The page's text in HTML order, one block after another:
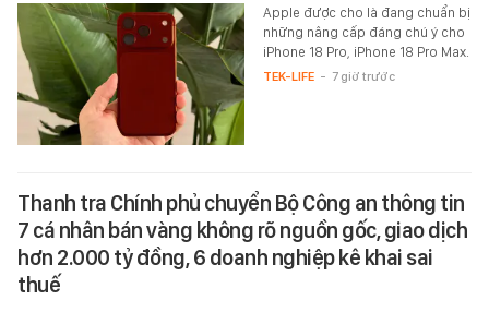
Apple được cho là đang chuẩn bị
những nâng cấp đáng chú ý cho
iPhone 18 Pro, iPhone 18 Pro Max.
TEK-LIFE - 7 giờ trước
Thanh tra Chính phủ chuyển Bộ Công an thông tin
7 cá nhân bán vàng không rõ nguồn gốc, giao dịch
hơn 2.000 tỷ đồng, 6 doanh nghiệp kê khai sai
thuế